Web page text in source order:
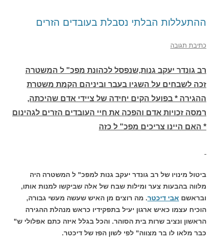
ההתעללות הבלתי נסבלת בעובדים הזרים
כתיבת תגובה
רב גונדר יעקב גנות,שנפסל לכהונת מפכ" ל המשטרה
זכה לשבחים על השגיו בעבר וביניהם הקמת משטרת
ההגירה * בפועל הקים יחידה של ציידי אדם שהיכתה,
רמסה זכויות אדם והפכה את חיי העובדים הזרים לגהינום
* האם היינו צריכים מפכ" ל כזה
ביטול מינויו של רב גונדר יעקב גנות למפכ" ל המשטרה היה
מלווה בהבעות צער ומילות שבח של אלה שביקשו למנות אותו,
ובראשם אבי דיכטר. מה רוצים מן האיש שעשה מעשי גבורה,
הוכיח עצמו כאיש ארגון יעיל בתפקידיו כראש מנהלת ההגירה
הראשון ונציב שרות בית הסוהר. והכל בגלל איזה כתם אפלולי ש"
כבר מלאו לו בר מצווה" לפי לשון הפז של דיכטר.